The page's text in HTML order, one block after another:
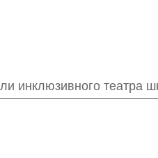
инклюзивного театра